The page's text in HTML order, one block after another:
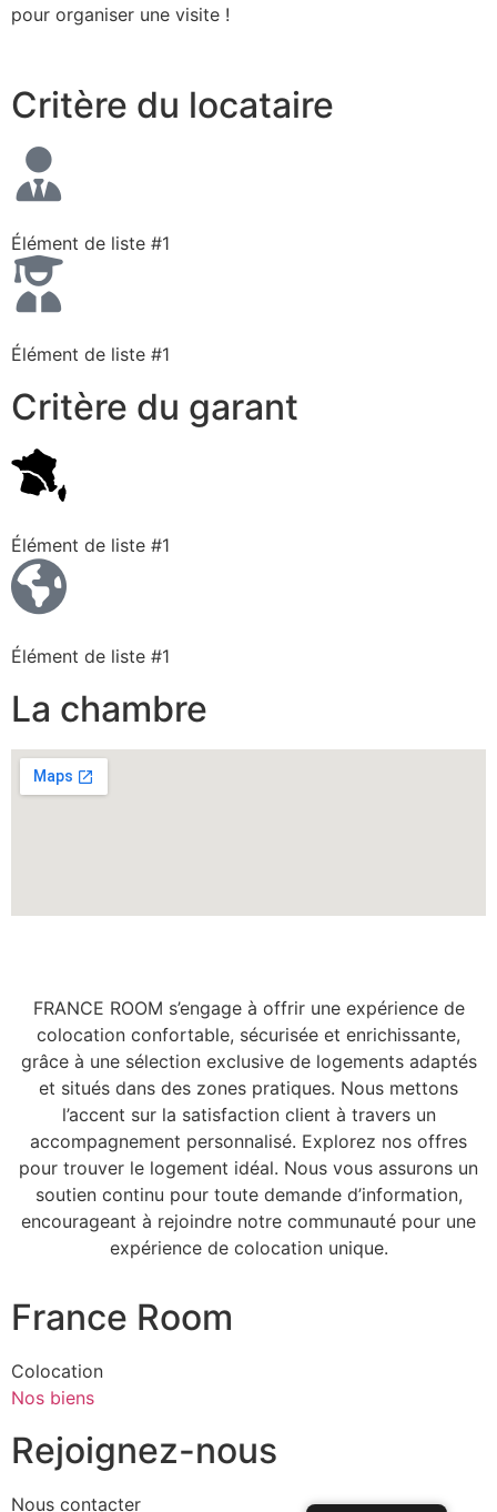
pour organiser une visite !
Critère du locataire
Élément de liste #1
Élément de liste #1
Critère du garant
Élément de liste #1
Élément de liste #1
La chambre
FRANCE ROOM s’engage à offrir une expérience de
colocation confortable, sécurisée et enrichissante,
grâce à une sélection exclusive de logements adaptés
et situés dans des zones pratiques. Nous mettons
l’accent sur la satisfaction client à travers un
accompagnement personnalisé. Explorez nos offres
pour trouver le logement idéal. Nous vous assurons un
soutien continu pour toute demande d’information,
encourageant à rejoindre notre communauté pour une
expérience de colocation unique.
France Room
Colocation
Nos biens
Rejoignez-nous
Nous contacter